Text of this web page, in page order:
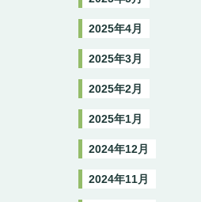
2025年4月
2025年3月
2025年2月
2025年1月
2024年12月
2024年11月